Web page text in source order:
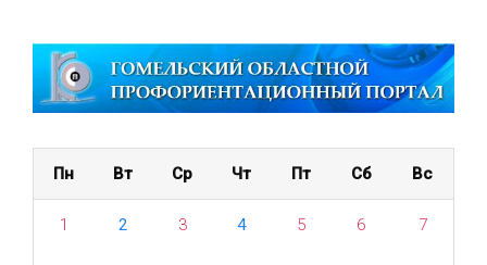
Пн Вт Ср Чт Пт Сб Вс
1 2 3 4 5 6 7